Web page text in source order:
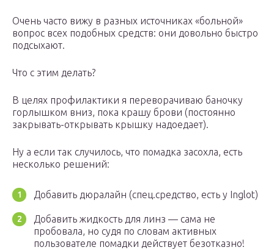
Очень часто вижу в разных источниках «больной»
вопрос всех подобных средств: они довольно быстро
подсыхают.
Что с этим делать?
В целях профилактики я переворачиваю баночку
горлышком вниз, пока крашу брови (постоянно
закрывать-открывать крышку надоедает).
Ну а если так случилось, что помадка засохла, есть
несколько решений:
Добавить дюралайн (спец.средство, есть у Inglot)
Добавить жидкость для линз — сама не
пробовала, но судя по словам активных
пользователе помадки действует безотказно!